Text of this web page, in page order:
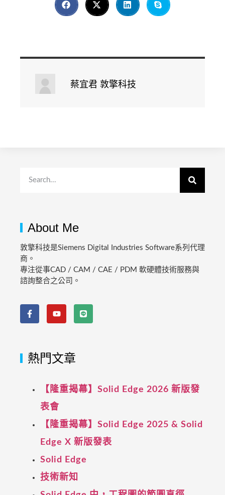
蔡宜君 敦擎科技
About Me
敦擎科技是Siemens Digital Industries Software系列代理
商。
專注從事CAD / CAM / CAE / PDM 軟硬體技術服務與
諮詢整合之公司。
熱門文章
【隆重揭幕】Solid Edge 2026 新版發
表會
【隆重揭幕】Solid Edge 2025 & Solid
Edge X 新版發表
Solid Edge
技術新知